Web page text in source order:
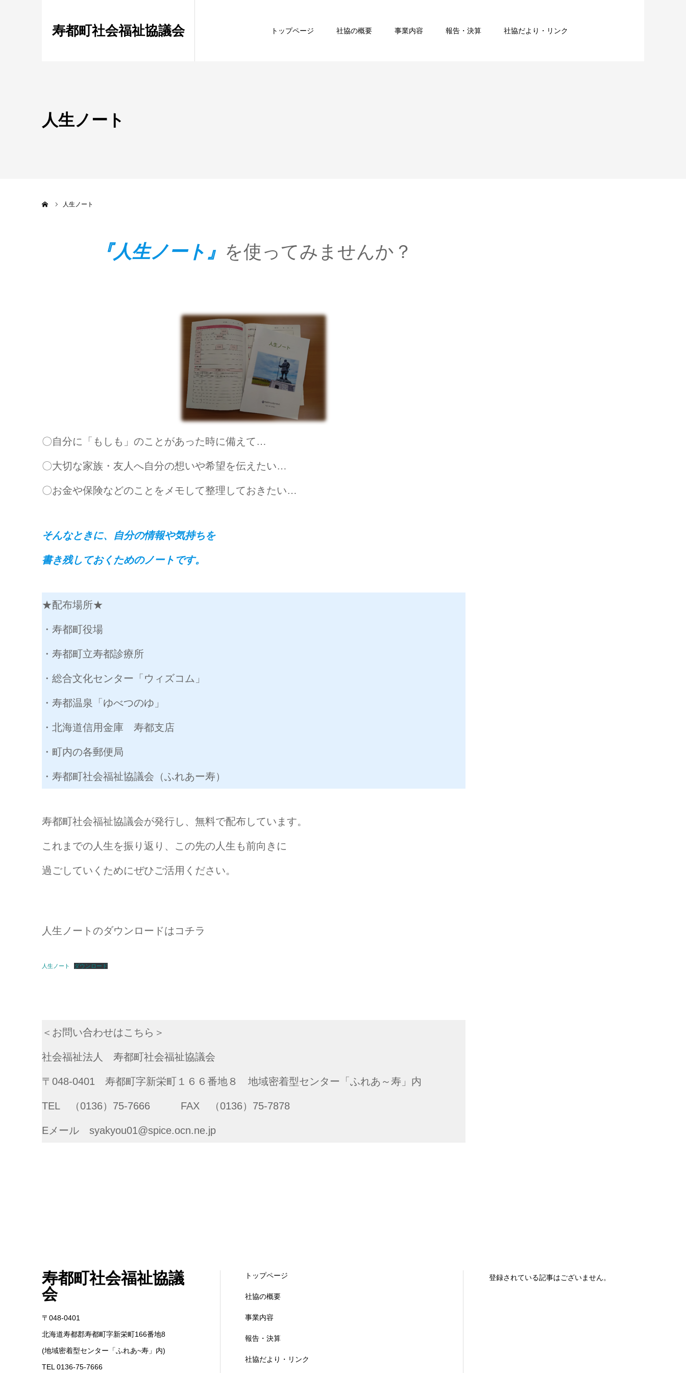
寿都町社会福祉協議会 トップページ 社協の概要 事業内容 報告・決算 社協だより・リンク
人生ノート
人生ノート
『人生ノート』 を使ってみませんか？
〇自分に「もしも」のことがあった時に備えて…
〇大切な家族・友人へ自分の想いや希望を伝えたい…
〇お金や保険などのことをメモして整理しておきたい…
そんなときに、自分の情報や気持ちを
書き残しておくためのノートです。
★配布場所★
・寿都町役場
・寿都町立寿都診療所
・総合文化センター「ウィズコム」
・寿都温泉「ゆべつのゆ」
・北海道信用金庫 寿都支店
・町内の各郵便局
・寿都町社会福祉協議会（ふれあー寿）
寿都町社会福祉協議会が発行し、無料で配布しています。
これまでの人生を振り返り、この先の人生も前向きに
過ごしていくためにぜひご活用ください。
人生ノートのダウンロードはコチラ
人生ノート ダウンロード
＜お問い合わせはこちら＞
社会福祉法人 寿都町社会福祉協議会
〒048-0401 寿都町字新栄町１６６番地８ 地域密着型センター「ふれあ～寿」内
TEL （0136）75-7666 FAX （0136）75-7878
Eメール syakyou01@spice.ocn.ne.jp
寿都町社会福祉協議
会
〒048-0401
北海道寿都郡寿都町字新栄町166番地8
(地域密着型センター「ふれあ~寿」内)
TEL 0136-75-7666
トップページ
社協の概要
事業内容
報告・決算
社協だより・リンク
登録されている記事はございません。